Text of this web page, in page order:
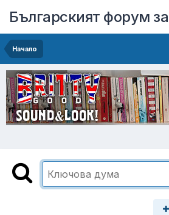
Българският форум
Начало